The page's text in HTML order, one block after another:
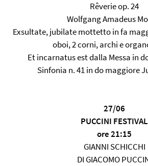
Rêverie op. 24
Wolfgang Amadeus
Exsultate, jubilate mottetto in fa
oboi, 2 corni, archi e
Et incarnatus est dalla Messa in
Sinfonia n. 41 in do maggiore
27/06
PUCCINI FESTIVAL
ore 21:15
GIANNI SCHICCHI
DI GIACOMO